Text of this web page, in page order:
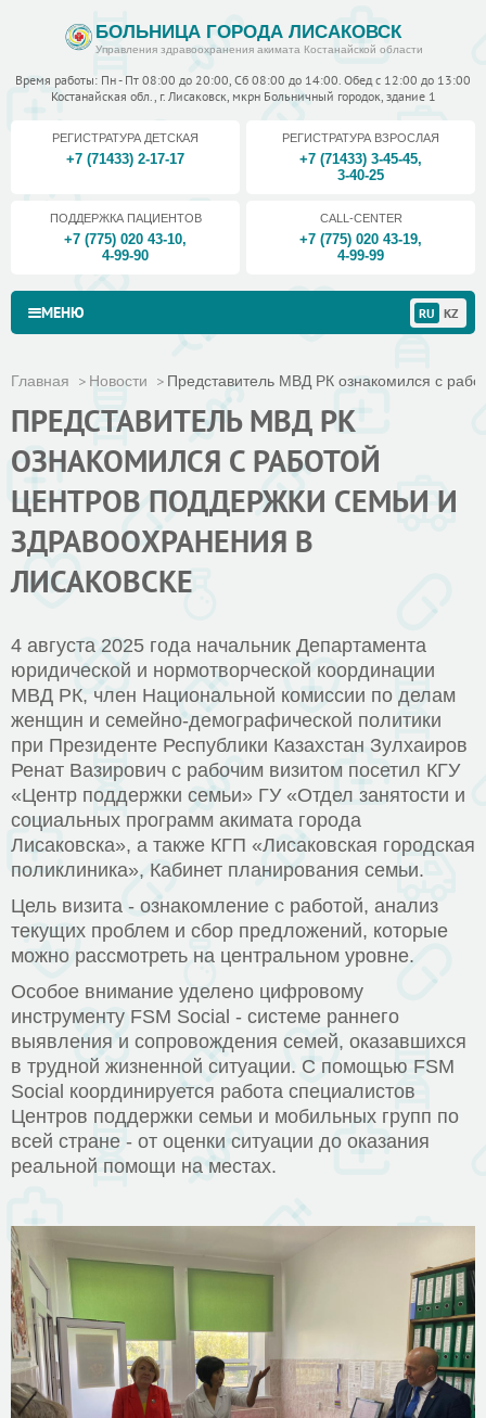
БОЛЬНИЦА ГОРОДА ЛИСАКОВСК
Управления здравоохранения акимата Костанайской области
Время работы: Пн - Пт 08:00 до 20:00, Сб 08:00 до 14:00. Обед с 12:00 до 13:00
Костанайская обл., г. Лисаковск, мкрн Больничный городок, здание 1
РЕГИСТРАТУРА ДЕТСКАЯ
+7 (71433) 2-17-17
РЕГИСТРАТУРА ВЗРОСЛАЯ
+7 (71433) 3-45-45,
3-40-25
ПОДДЕРЖКА ПАЦИЕНТОВ
+7 (775) 020 43-10,
4-99-90
CALL-CENTER
+7 (775) 020 43-19,
4-99-99
МЕНЮ RU KZ
Главная Новости Представитель МВД РК ознакомился с
ПРЕДСТАВИТЕЛЬ МВД РК
ОЗНАКОМИЛСЯ С РАБОТОЙ
ЦЕНТРОВ ПОДДЕРЖКИ СЕМЬИ И
ЗДРАВООХРАНЕНИЯ В
ЛИСАКОВСКЕ
4 августа 2025 года начальник Департамента
юридической и нормотворческой координации
МВД РК, член Национальной комиссии по делам
женщин и семейно-демографической политики
при Президенте Республики Казахстан Зулхаиров
Ренат Вазирович с рабочим визитом посетил КГУ
«Центр поддержки семьи» ГУ «Отдел занятости и
социальных программ акимата города
Лисаковска», а также КГП «Лисаковская городская
поликлиника», Кабинет планирования семьи.
Цель визита - ознакомление с работой, анализ
текущих проблем и сбор предложений, которые
можно рассмотреть на центральном уровне.
Особое внимание уделено цифровому
инструменту FSM Social - системе раннего
выявления и сопровождения семей, оказавшихся
в трудной жизненной ситуации. С помощью FSM
Social координируется работа специалистов
Центров поддержки семьи и мобильных групп по
всей стране - от оценки ситуации до оказания
реальной помощи на местах.